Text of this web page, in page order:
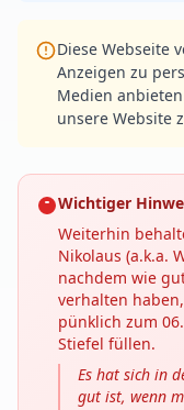
Diese Webseite
Anzeigen zu
Medien
unsere Website
Wichtiger
Weiterhin
Nikolaus (a.k.a.
nachdem wie
verhalten
pünklich zum
Stiefel füllen.
Es hat sich in
gut ist, wenn